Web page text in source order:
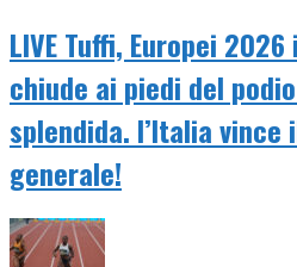
LIVE Tuffi, Europei 2026
chiude ai piedi del
splendida. l’Italia vince
generale!